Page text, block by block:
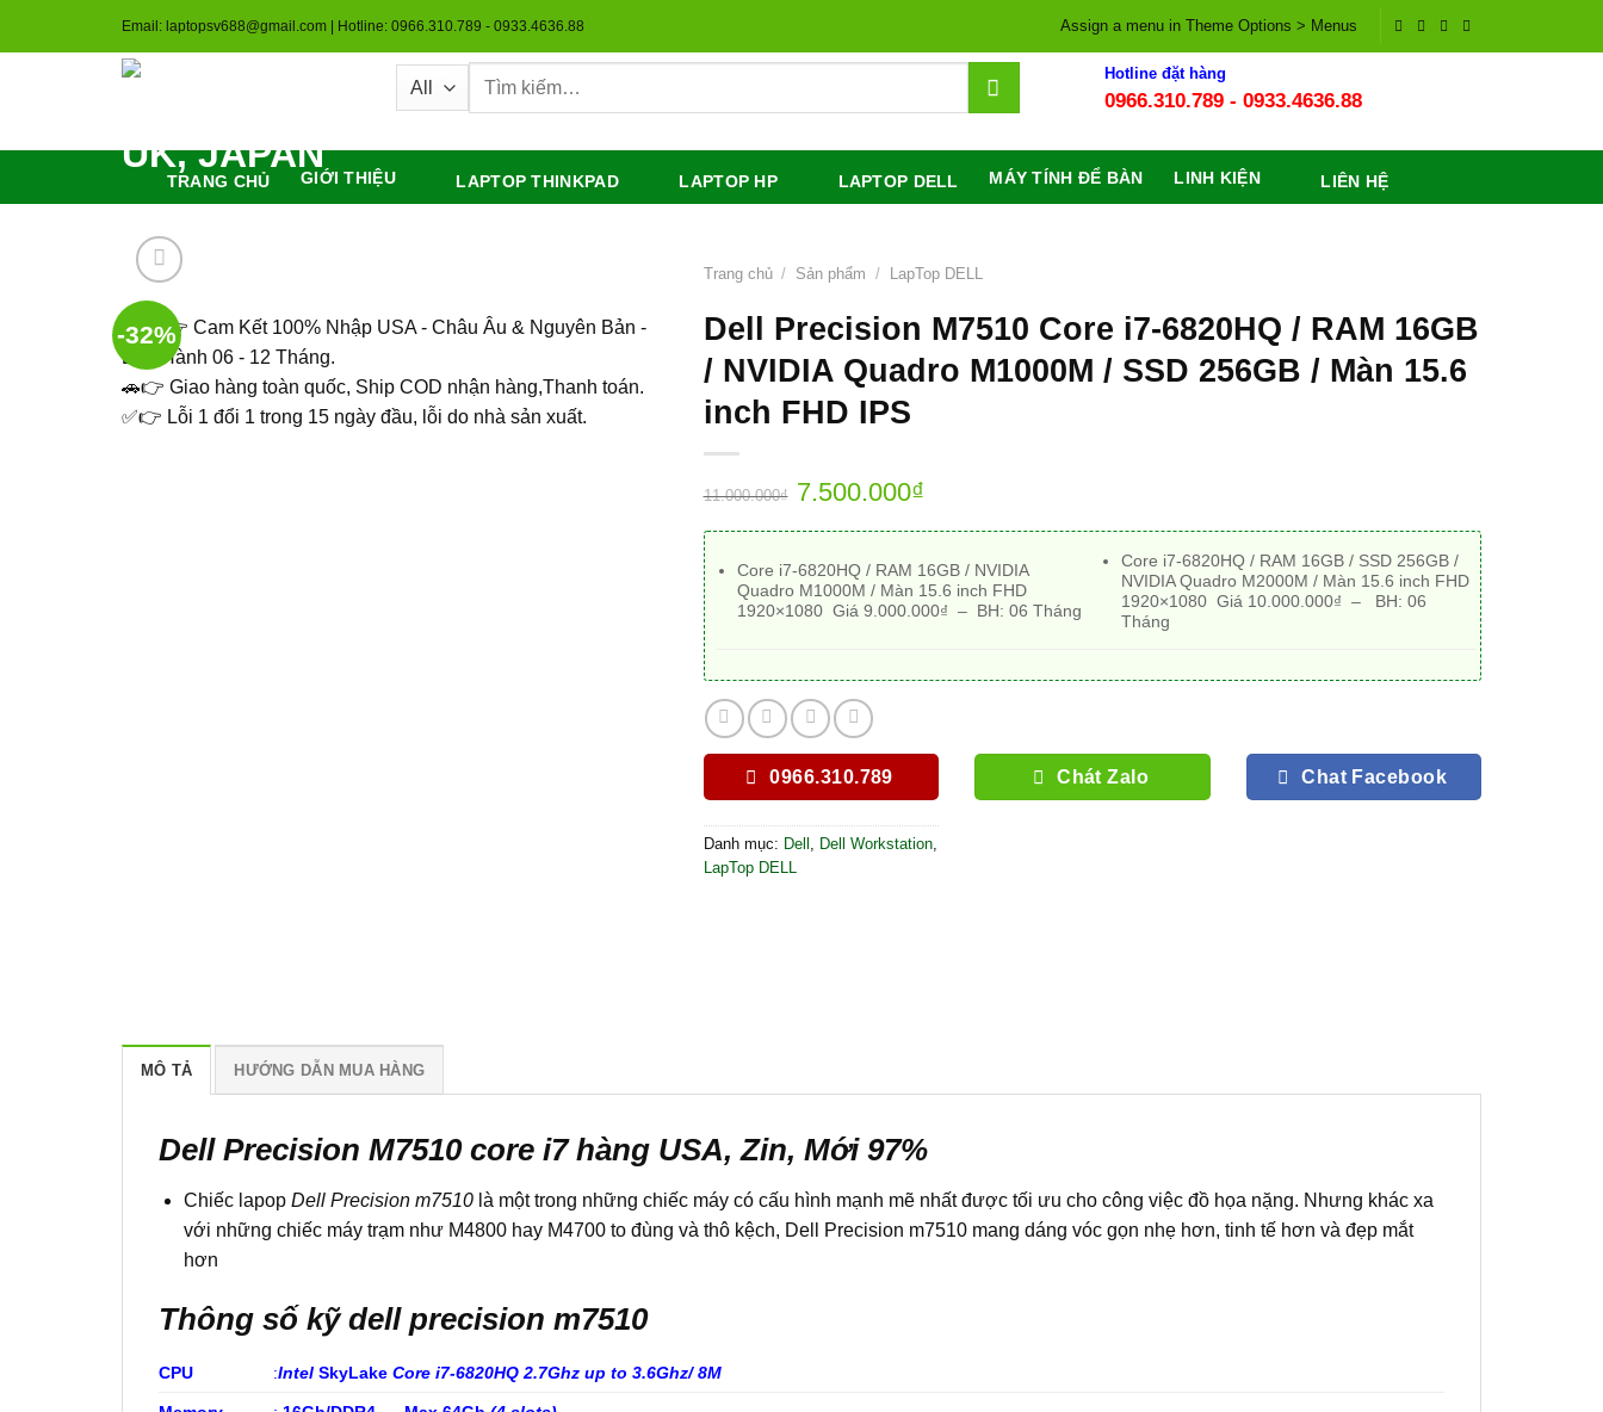
Email: laptopsv688@gmail.com | Hotline: 0966.310.789 - 0933.4636.88 Assign a menu in Theme Options > Menus
Tìm
Hotline đặt hàng
0966.310.789 - 0933.4636.88
TRANG CHỦ GIỚI THIỆU LAPTOP THINKPAD LAPTOP HP LAPTOP DELL MÁY TÍNH ĐỂ BÀN LINH KIỆN LIÊN HỆ
-32%
🇻🇳 👉 Cam Kết 100% Nhập USA - Châu Âu & Nguyên Bản -
Bảo Hành 06 - 12 Tháng.
🚗👉 Giao hàng toàn quốc, Ship COD nhận hàng,Thanh toán.
✅👉 Lỗi 1 đổi 1 trong 15 ngày đầu, lỗi do nhà sản xuất.
Trang chủ / Sản phẩm / LapTop DELL
Dell Precision M7510 Core i7-6820HQ / RAM 16GB
/ NVIDIA Quadro M1000M / SSD 256GB / Màn 15.6
inch FHD IPS
11.000.000₫ 7.500.000₫
Core i7-6820HQ / RAM 16GB / NVIDIA
Quadro M1000M / Màn 15.6 inch FHD
1920×1080 Giá 9.000.000₫ – BH:06 Tháng
Core i7-6820HQ / RAM 16GB / SSD 256GB /
NVIDIA Quadro M2000M / Màn 15.6 inch FHD
1920×1080 Giá 10.000.000₫ – BH: 06
Tháng
0966.310.789
Danh mục: Dell , Dell Workstation,
LapTop DELL
Chát Zalo Chat Facebook
MÔ TẢ HƯỚNG DẪN MUA HÀNG
Dell Precision M7510 core i7 hàng USA, Zin, Mới 97%
Chiếc lapop Dell Precision m7510là một trong những chiếc máy có cấu hình mạnh mẽ nhất được tối ưu cho công việc đồ họa nặng. Nhưng khác xa
với những chiếc máy trạm như M4800 hay M4700 to đùng và thô kệch, Dell Precision m7510 mang dáng vóc gọn nhẹ hơn, tinh tế hơn và đẹp mắt
hơn
Thông số kỹ dell precision m7510
CPU :Intel SkyLake Core i7-6820HQ 2.7Ghz up to 3.6Ghz/ 8M